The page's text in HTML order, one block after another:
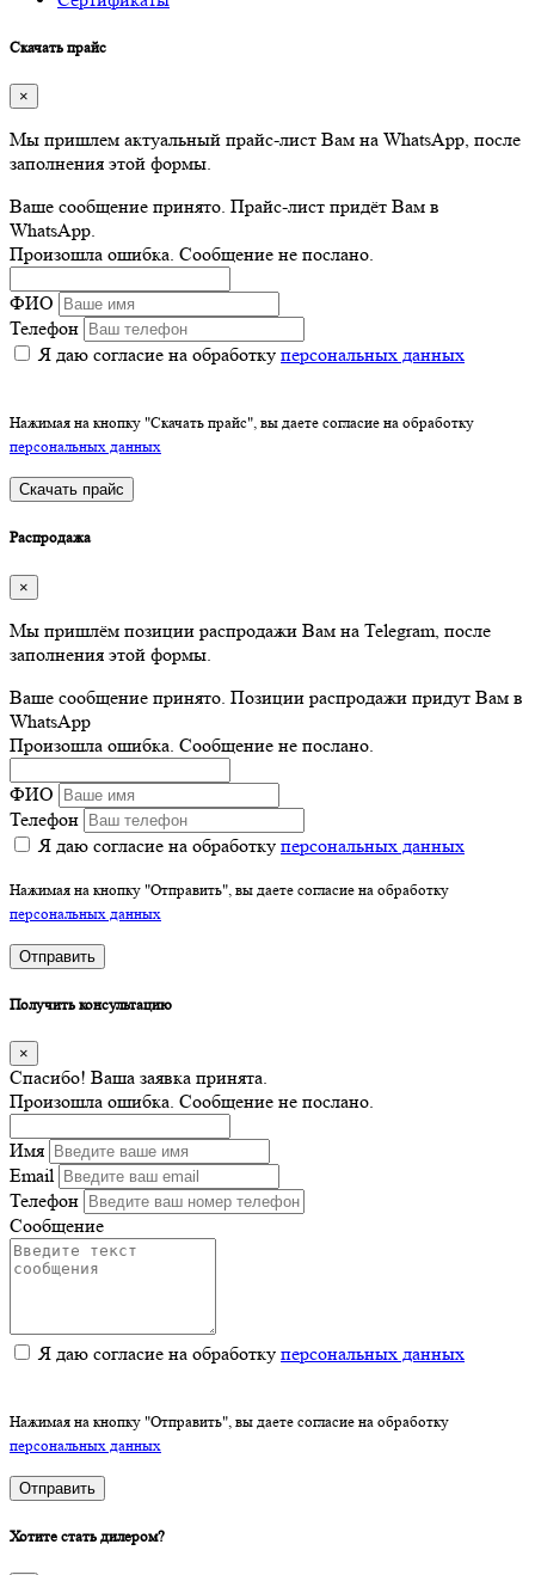
Скачать прайс
×
Мы пришлем актуальный прайс-лист Вам на WhatsApp, после
заполнения этой формы.
Ваше сообщение принято. Прайс-лист придёт Вам в
WhatsApp.
Произошла ошибка. Сообщение не послано.
ФИО
Телефон
Я даю согласие на обработку персональных данных
Нажимая на кнопку "Скачать прайс", вы даете согласие на обработку
персональных данных
Скачать прайс
Распродажа
×
Мы пришлём позиции распродажи Вам на Telegram, после
заполнения этой формы.
Ваше сообщение принято. Позиции распродажи придут Вам в
WhatsApp
Произошла ошибка. Сообщение не послано.
ФИО
Телефон
Я даю согласие на обработку персональных данных
Нажимая на кнопку "Отправить", вы даете согласие на обработку
персональных данных
Отправить
Получить консультацию
×
Спасибо! Ваша заявка принята.
Произошла ошибка. Сообщение не послано.
Имя
Email
Телефон
Сообщение
Я даю согласие на обработку персональных данных
Нажимая на кнопку "Отправить", вы даете согласие на обработку
персональных данных
Отправить
Хотите стать дилером?